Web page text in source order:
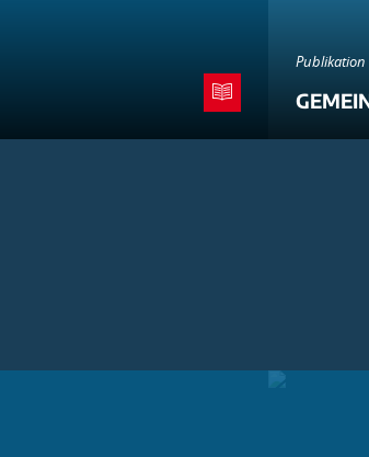
Publikation